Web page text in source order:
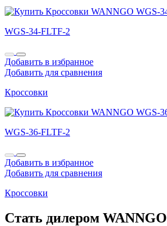
WGS-34-FLTF-2
Добавить в избранное
Добавить для сравнения
Кроссовки
WGS-36-FLTF-2
Добавить в избранное
Добавить для сравнения
Кроссовки
Стать дилером WANNGO